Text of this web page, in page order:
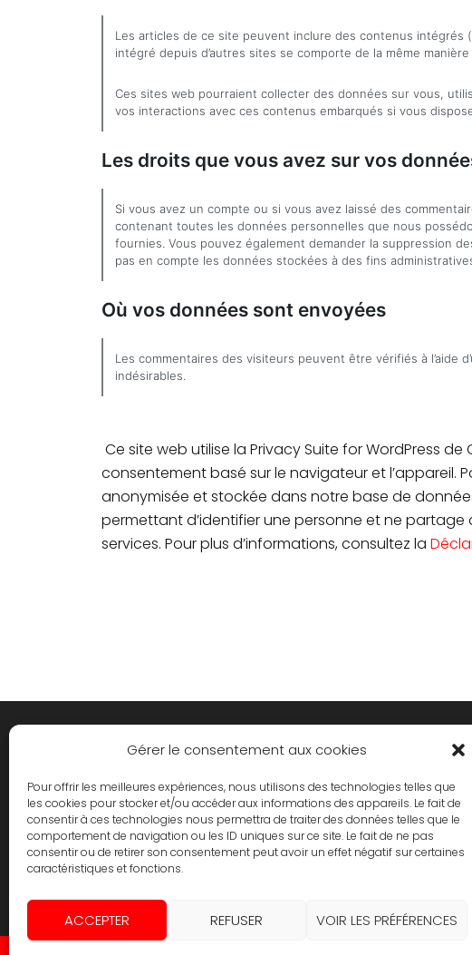
Gérer le consentement aux cookies
Pour offrir les meilleures expériences, nous utilisons des technologies telles que
les cookies pour stocker et/ou accéder aux informations des appareils. Le fait de
consentir à ces technologies nous permettra de traiter des données telles que le
comportement de navigation ou les ID uniques sur ce site. Le fait de ne pas
consentir ou de retirer son consentement peut avoir un effet négatif sur certaines
caractéristiques et fonctions.
ACCEPTER REFUSER VOIR LES PRÉFÉRENCES
Les articles de ce site peuvent inclure des contenus
intégré depuis d’autres sites se comporte de la même
Ces sites web pourraient collecter des données sur vous,
vos interactions avec ces contenus embarqués si vous
Les droits que vous avez sur vos
Si vous avez un compte ou si vous avez laissé des
contenant toutes les données personnelles que nous
fournies. Vous pouvez également demander la suppression
pas en compte les données stockées à des fins
Où vos données sont envoyées
Les commentaires des visiteurs peuvent être vérifiés à l’aide
indésirables.
Ce site web utilise la Privacy Suite for WordPress
consentement basé sur le navigateur et l’appareil.
anonymisée et stockée dans notre base de
permettant d’identifier une personne et ne
services. Pour plus d’informations, consultez la
4 Route Nationale 20, LINAS 91310
01.64.49.40.40
atelier@generationautomoto.fr